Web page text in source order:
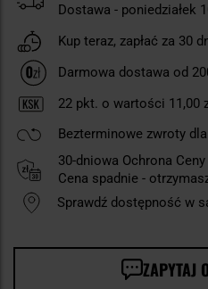
Dostawa - poniedziałek
Kup teraz, zapłać za 30
Darmowa dostawa od
22 pkt. o wartości 11,00
Bezterminowe zwroty
30-dniowa Ochrona Ceny
Cena spadnie -
Sprawdź dostępność w
ZAPYTAJ